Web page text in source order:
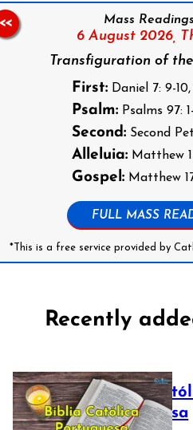
Mass
6 August 2026,
Transfiguration of
First: Daniel 7: 9-10,
Psalm: Psalms 97:
Second: Second
Alleluia: Matthew
Gospel: Matthew
FULL MASS
*This is a free service provided by
Recently
Bíblia
Portuguesa